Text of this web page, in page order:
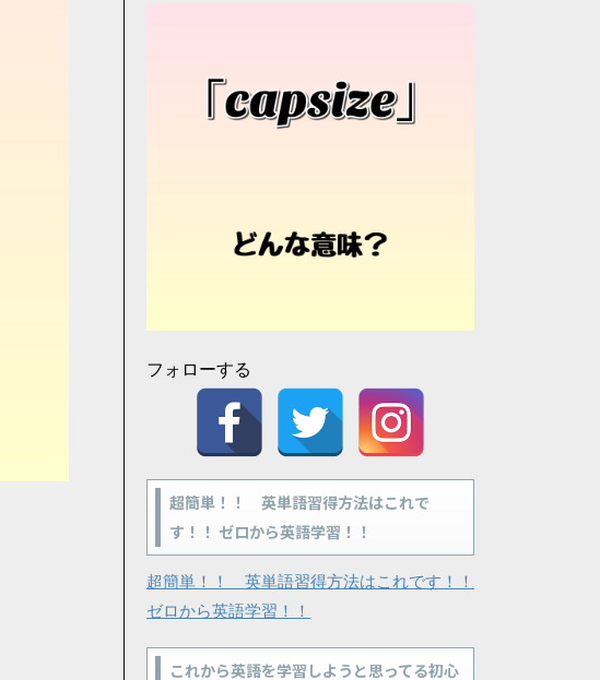
フォローする
超簡単！！ 英単語習得方法はこれで
す！！ ゼロから英語学習！！
超簡単！！ 英単語習得方法はこれです！！
ゼロから英語学習！！
これから英語を学習しようと思ってる初心